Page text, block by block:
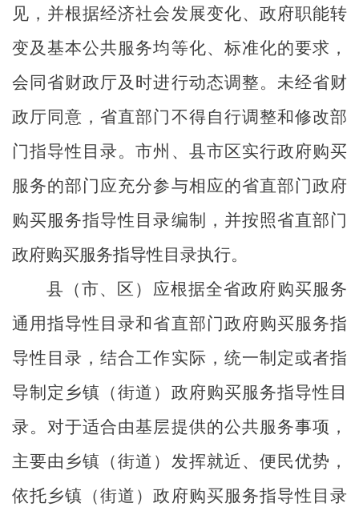
见，并根据经济社会发展变化、政府职能转
变及基本公共服务均等化、标准化的要求，
会同省财政厅及时进行动态调整。未经省财
政厅同意，省直部门不得自行调整和修改部
门指导性目录。市州、县市区实行政府购买
服务的部门应充分参与相应的省直部门政府
购买服务指导性目录编制，并按照省直部门
政府购买服务指导性目录执行。
县（市、区）应根据全省政府购买服务
通用指导性目录和省直部门政府购买服务指
导性目录，结合工作实际，统一制定或者指
导制定乡镇（街道） 政府购买服务指导性目
录。对于适合由基层提供的公共服务事项，
主要由乡镇（街道）发挥就近、便民优势，
依托乡镇（街道）政府购买服务指导性目录